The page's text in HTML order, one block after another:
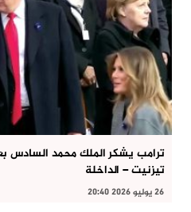
ترامب يشكر الملك محمد السادس
تيزنيت – الداخلة
26 يوليو 2026 20:40